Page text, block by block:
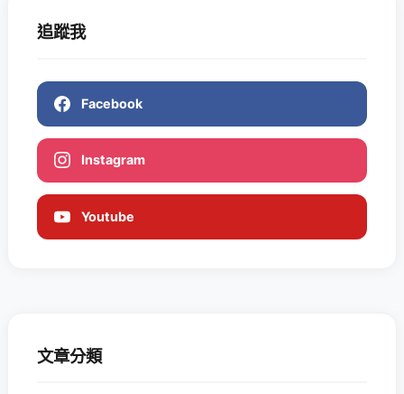
追蹤我
Facebook
Instagram
Youtube
文章分類